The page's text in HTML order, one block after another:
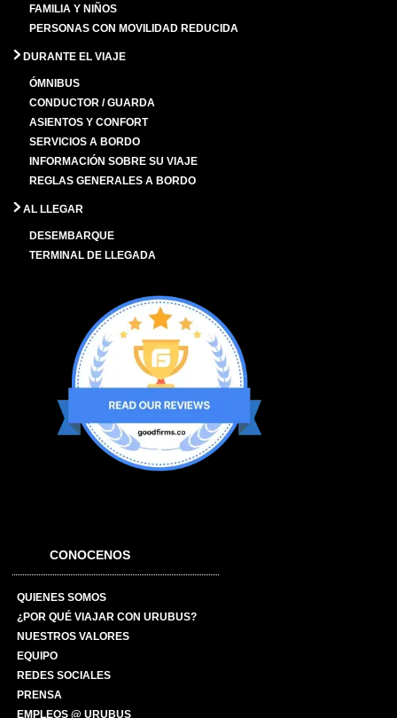
FAMILIA Y NIÑOS
PERSONAS CON MOVILIDAD REDUCIDA
DURANTE EL VIAJE
ÓMNIBUS
CONDUCTOR / GUARDA
ASIENTOS Y CONFORT
SERVICIOS A BORDO
INFORMACIÓN SOBRE SU VIAJE
REGLAS GENERALES A BORDO
AL LLEGAR
DESEMBARQUE
TERMINAL DE LLEGADA
CONOCENOS
QUIENES SOMOS
¿POR QUÉ VIAJAR CON URUBUS?
NUESTROS VALORES
EQUIPO
REDES SOCIALES
PRENSA
EMPLEOS @ URUBUS